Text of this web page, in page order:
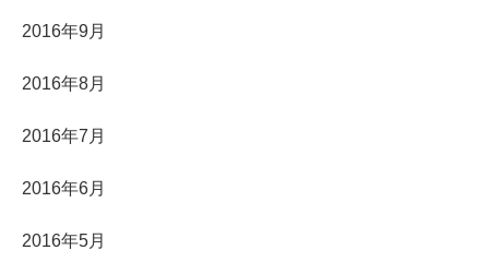
2016年9月
2016年8月
2016年7月
2016年6月
2016年5月